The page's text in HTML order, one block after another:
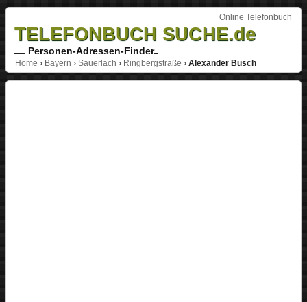
Online Telefonbuch
TELEFONBUCH SUCHE.de
Personen-Adressen-Finder
Home › Bayern › Sauerlach › Ringbergstraße › Alexander Büsch